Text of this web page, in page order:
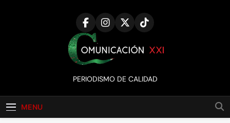
Comunicación
XXI
PERIODISMO DE CALIDAD
MENU